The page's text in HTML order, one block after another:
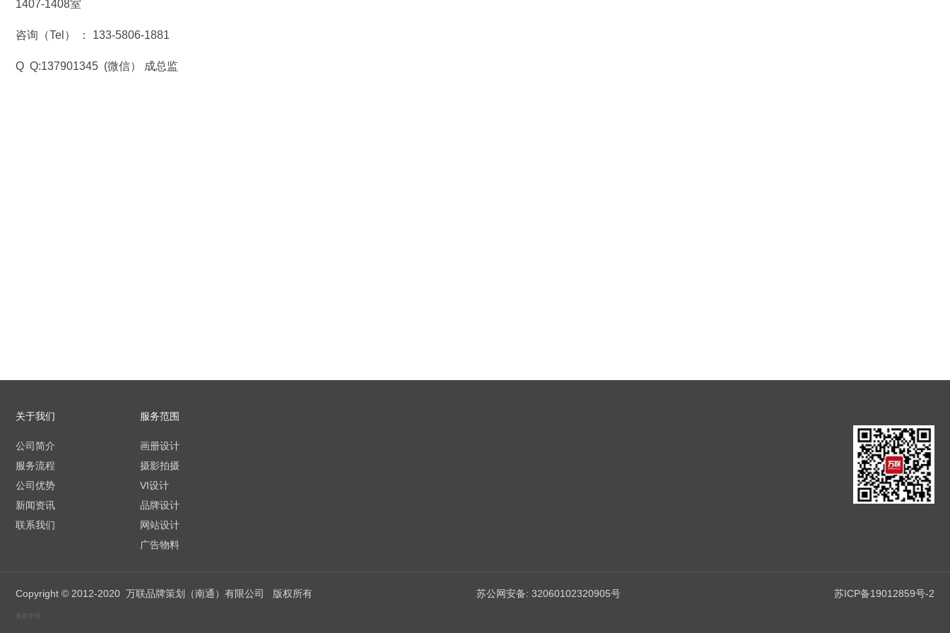
1407-1408室
咨询（Tel） ： 133-5806-1881
Q Q:137901345 (微信） 成总监
关于我们
公司简介
服务流程
公司优势
新闻资讯
联系我们
服务范围
画册设计
摄影拍摄
VI设计
品牌设计
网站设计
广告物料
Copyright © 2012-2020 万联品牌策划（南通）有限公司 版权所有 苏公网安备: 32060102320905号
免责申明：
苏ICP备19012859号-2